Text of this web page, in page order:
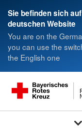
Sie befinden sich
deutschen Website
You are on the
you can use the
the English one